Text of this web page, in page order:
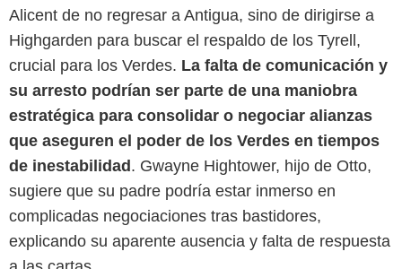
Alicent de no regresar a Antigua, sino de dirigirse a
Highgarden para buscar el respaldo de los Tyrell,
crucial para los Verdes. La falta de comunicación y
su arresto podrían ser parte de una maniobra
estratégica para consolidar o negociar alianzas
que aseguren el poder de los Verdes en tiempos
de inestabilidad. Gwayne Hightower, hijo de Otto,
sugiere que su padre podría estar inmerso en
complicadas negociaciones tras bastidores,
explicando su aparente ausencia y falta de respuesta